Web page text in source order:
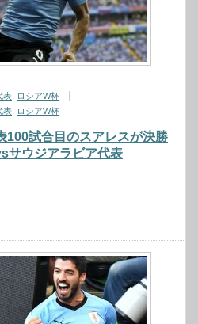
表
ロシアW杯
表 ロシアW杯
100試合目のスアレスが決勝
ウジアラビア代表